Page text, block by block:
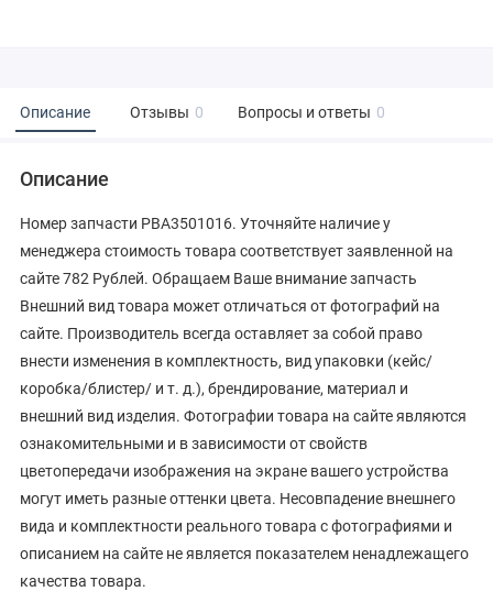
Описание Отзывы 0 Вопросы и ответы 0
Описание
Номер запчасти PBA3501016. Уточняйте наличие у
менеджера стоимость товара соответствует заявленной на
сайте 782 Рублей. Обращаем Ваше внимание запчасть
Внешний вид товара может отличаться от фотографий на
сайте. Производитель всегда оставляет за собой право
внести изменения в комплектность, вид упаковки (кейс/
коробка/блистер/ и т. д.), брендирование, материал и
внешний вид изделия. Фотографии товара на сайте являются
ознакомительными и в зависимости от свойств
цветопередачи изображения на экране вашего устройства
могут иметь разные оттенки цвета. Несовпадение внешнего
вида и комплектности реального товара с фотографиями и
описанием на сайте не является показателем ненадлежащего
качества товара.